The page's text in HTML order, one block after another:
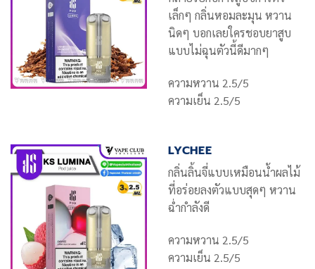
เล็กๆ กลิ่นหอมละมุน หวาน
นิดๆ บอกเลยใครชอบยาสูบ
แบบไม่ฉุนตัวนี้ดีมากๆ
ความหวาน 2.5/5
ความเย็น 2.5/5
LYCHEE
กลิ่นลิ้นจี่แบบเหมือนน้ำผลไม้
ที่อร่อยลงตัวแบบสุดๆ หวาน
ฉ่ำกำลังดี
ความหวาน 2.5/5
ความเย็น 2.5/5